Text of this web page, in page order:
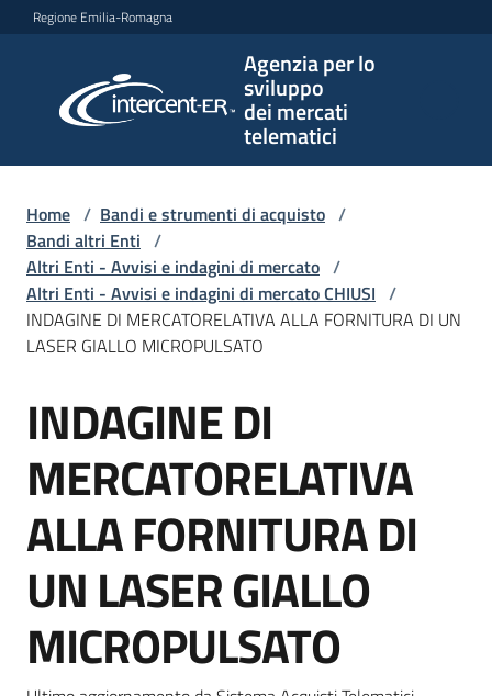
Vai al contenuto
Vai alla navigazione
Vai al footer
Regione Emilia-Romagna
Agenzia per lo
sviluppo
dei mercati
telematici
per lo
sviluppo
telematici
L'Agenzia
Bandi
di
Supporto
Home / Bandi e strumenti di acquisto /
Bandi altri Enti /
Altri Enti - Avvisi e indagini di mercato /
Altri Enti - Avvisi e indagini di mercato CHIUSI /
INDAGINE DI MERCATORELATIVA ALLA FORNITURA DI UN
LASER GIALLO MICROPULSATO
Salta al contenuto
INDAGINE DI
MERCATORELATIVA
ALLA FORNITURA DI
UN LASER GIALLO
MICROPULSATO